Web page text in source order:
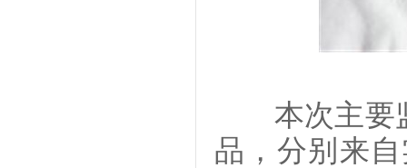
本次主要监
品，分别来